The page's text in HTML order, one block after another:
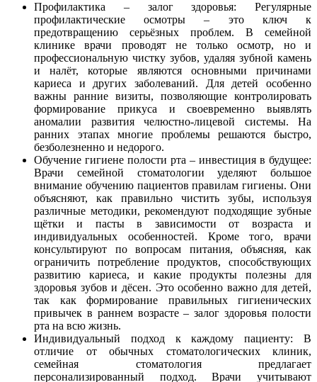
Профилактика – залог здоровья: Регулярные
профилактические осмотры – это ключ к
предотвращению серьёзных проблем. В семейной
клинике врачи проводят не только осмотр, но и
профессиональную чистку зубов, удаляя зубной камень
и налёт, которые являются основными причинами
кариеса и других заболеваний. Для детей особенно
важны ранние визиты, позволяющие контролировать
формирование прикуса и своевременно выявлять
аномалии развития челюстно-лицевой системы. На
ранних этапах многие проблемы решаются быстро,
безболезненно и недорого.
Обучение гигиене полости рта – инвестиция в будущее:
Врачи семейной стоматологии уделяют большое
внимание обучению пациентов правилам гигиены. Они
объясняют, как правильно чистить зубы, используя
различные методики, рекомендуют подходящие зубные
щётки и пасты в зависимости от возраста и
индивидуальных особенностей. Кроме того, врачи
консультируют по вопросам питания, объясняя, как
ограничить потребление продуктов, способствующих
развитию кариеса, и какие продукты полезны для
здоровья зубов и дёсен. Это особенно важно для детей,
так как формирование правильных гигиенических
привычек в раннем возрасте – залог здоровья полости
рта на всю жизнь.
Индивидуальный подход к каждому пациенту: В
отличие от обычных стоматологических клиник,
семейная стоматология предлагает
персонализированный подход. Врачи учитывают